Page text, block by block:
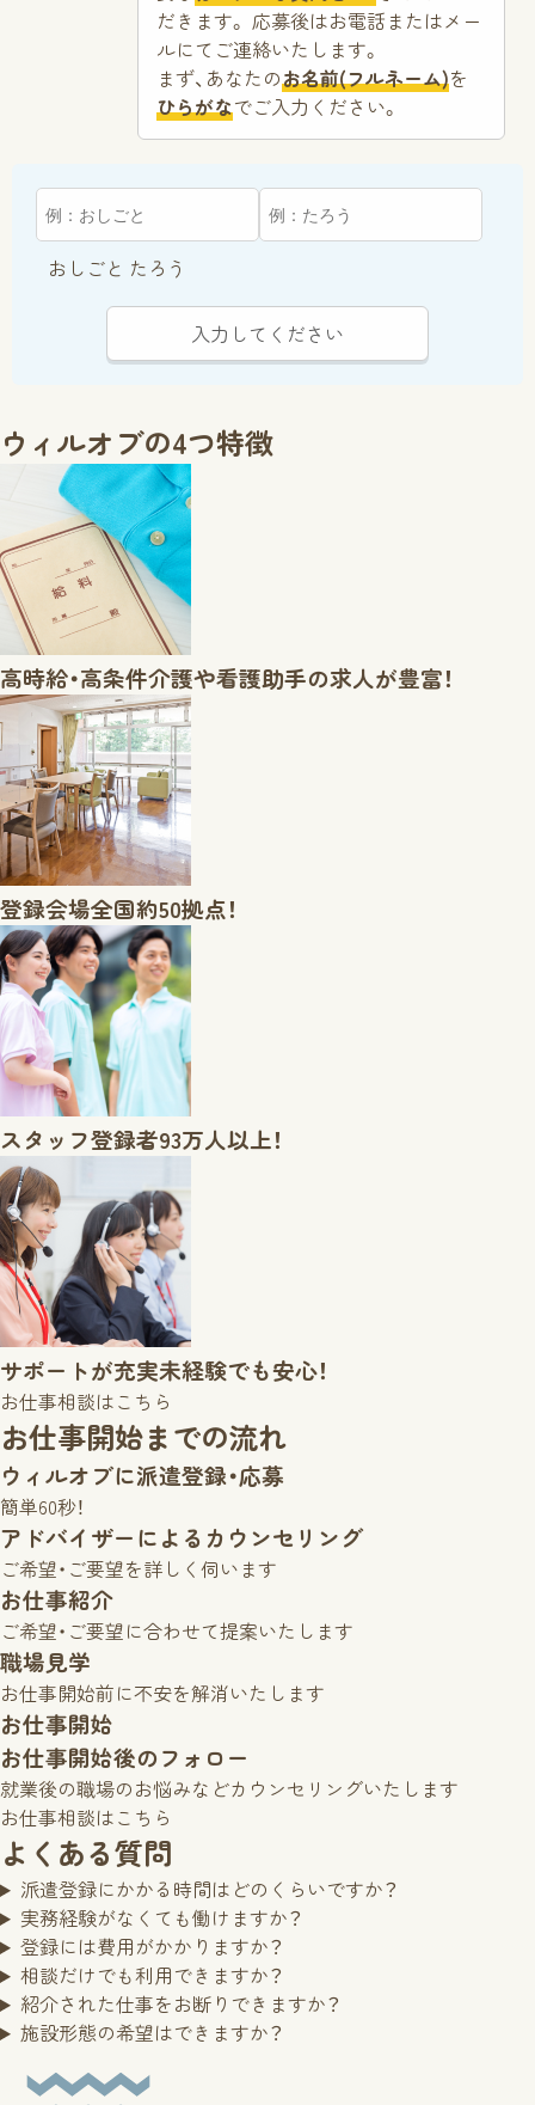
だきます。 応募後はお電話またはメー
ルにてご連絡いたします。
まず、あなたのお名前(フルネーム)を
ひらがなでご入力ください。
おしごと たろう
入力してください
ウィルオブの4つ特徴
高時給・高条件介護や看護助手の求人が豊富！
登録会場全国約50拠点！
スタッフ登録者93万人以上！
サポートが充実未経験でも安心！
お仕事相談はこちら
お仕事開始までの流れ
ウィルオブに派遣登録・応募
簡単60秒！
アドバイザーによる カウンセリング
ご希望・ご要望を詳しく伺います
お仕事紹介
ご希望・ご要望に合わせて提案いたします
職場見学
お仕事開始前に不安を解消いたします
お仕事開始
お仕事開始後のフォロー
就業後の職場のお悩みなどカウンセリングいたします
お仕事相談はこちら
よくある質問
派遣登録にかかる時間はどのくらいですか？
実務経験がなくても働けますか？
登録には費用がかかりますか？
相談だけでも利用できますか？
紹介された仕事をお断りできますか？
施設形態の希望はできますか？